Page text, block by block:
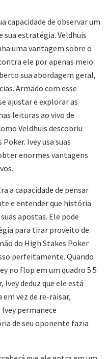
capacidade de observar um
estratégia. Veldhuis
uma vantagem sobre o
ele por apenas meio
sua abordagem geral,
Armado com esse
ajustar e explorar as
leituras ao vivo de
Veldhuis descobriu
Ivey usa suas
enormes vantagens
a capacidade de pensar
e entender que história
apostas. Ele pode
para tirar proveito de
do High Stakes Poker
perfeitamente. Quando
no flop em um quadro 5 5
deduz que ele está
vez de re-raisar,
permanece
de seu oponente fazia